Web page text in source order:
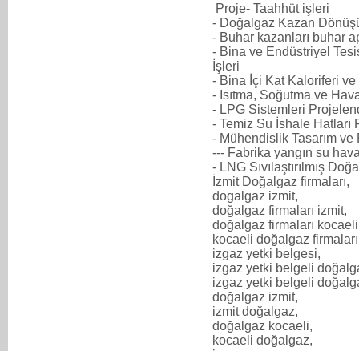
Proje- Taahhüt işleri
- Doğalgaz Kazan
- Buhar kazanları buhar
- Bina ve Endüstriyel
İşleri
- Bina İçi Kat Kaloriferi ve
- Isıtma, Soğutma ve
- LPG Sistemleri
- Temiz Su İshale Hatları
- Mühendislik Tasarım ve
--- Fabrika yangın su
- LNG Sıvılaştırılmış
İzmit Doğalgaz firmaları,
dogalgaz izmit,
doğalgaz firmaları izmit,
doğalgaz firmaları
kocaeli doğalgaz
izgaz yetki belgesi,
izgaz yetki belgeli
izgaz yetki belgeli
doğalgaz izmit,
izmit doğalgaz,
doğalgaz kocaeli,
kocaeli doğalgaz,